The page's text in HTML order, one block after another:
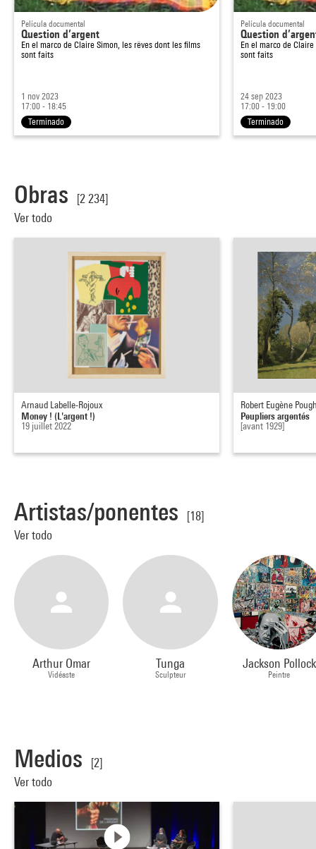
Película documental
Question d’argent
En el marco de Claire Simon, les rêves dont les films
sont faits
1 nov 2023
17:00 - 18:45
Terminado
Película documental
Question
En el marco deClaire
sont faits
24 sep 2023
17:00 - 19:00
Terminado
Obras
[2 234]
Ver todo
Arnaud Labelle-Rojoux
Money ! (L'argent !)
19 juillet 2022
Robert Eugène
Peupliers argentés
[avant 1929]
Artistas/ponentes
[18]
Ver todo
Arthur Omar
Vidéaste
Tunga
Sculpteur
Jackson Pollock
Peintre
Medios
[2]
Ver todo